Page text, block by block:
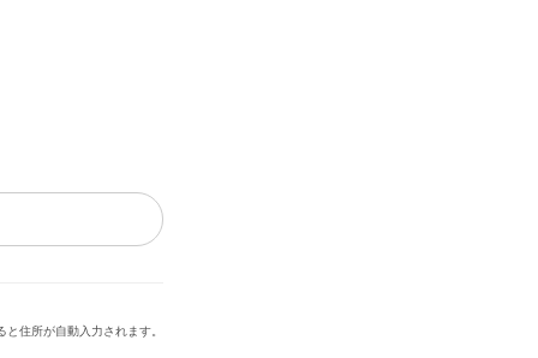
住所が自動入力されます。